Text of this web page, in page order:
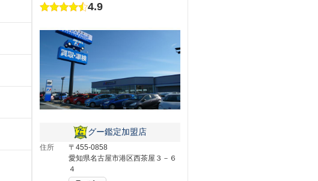
4.9
グー鑑定加盟店
住所
〒455-0858
愛知県名古屋市港区西茶屋３－６
４